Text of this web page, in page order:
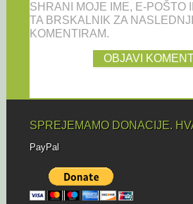
SHRANI MOJE IME, E-POŠTO
TA BRSKALNIK ZA
KOMENTIRAM.
SPREJEMAMO DONACIJE.
PayPal